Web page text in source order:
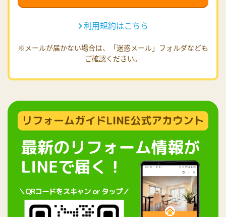
利用規約はこちら
※メールが届かない場合は、「迷惑メール」フォルダなども
ご確認ください。